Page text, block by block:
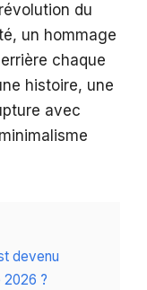
du
un hommage
chaque
histoire, une
avec
devenu
2026 ?